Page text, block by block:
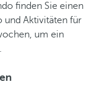
finden Sie einen
und Aktivitäten für
um ein